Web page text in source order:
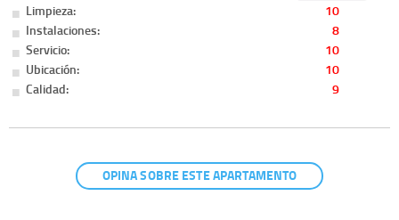
Limpieza:
10
Instalaciones:
8
Servicio:
10
Ubicación:
10
Calidad:
9
OPINA SOBRE ESTE APARTAMENTO